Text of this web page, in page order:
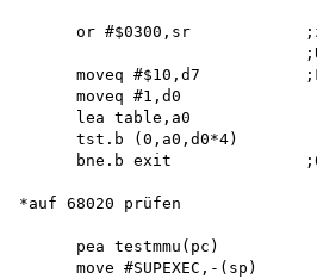
or #$0300,sr
moveq #$10,d7
      moveq #1,d0
      lea table,a0
      tst.b (0,a0,d0*4)
bne.b exit
*auf 68020 prüfen
      pea testmmu(pc)
      move #SUPEXEC,-(sp)